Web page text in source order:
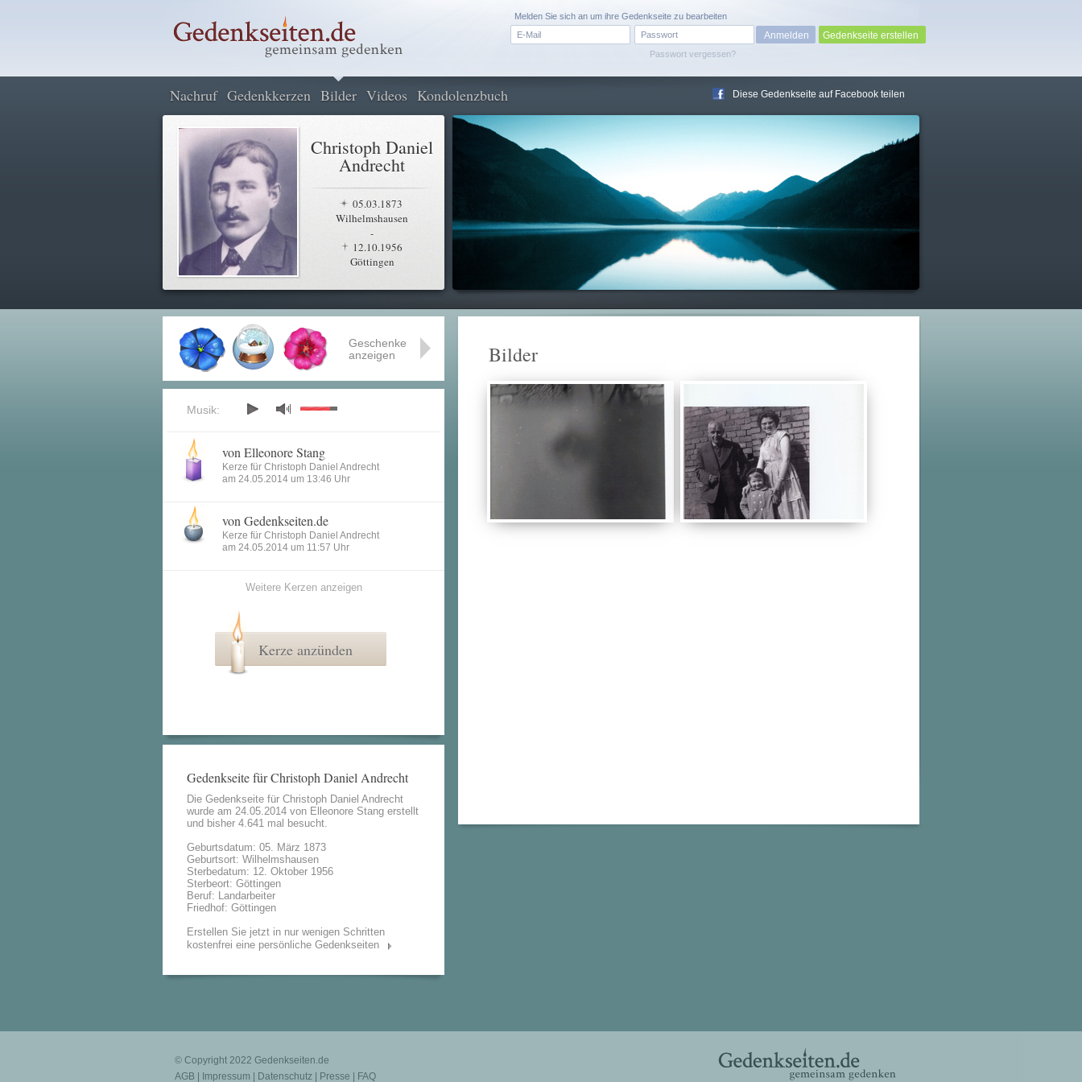
Passwort vergessen?
Melden Sie sich an um ihre Gedenkseite zu bearbeiten
Gedenkseite erstellen
Nachruf Gedenkkerzen Bilder Videos Kondolenzbuch Diese Gedenkseite auf Facebook teilen
Christoph Daniel
Andrecht
05.03.1873
Wilhelmshausen
-
12.10.1956
Göttingen
Bilder
Geschenke
anzeigen
Musik:
von Elleonore Stang
Kerze für Christoph Daniel Andrecht
am 24.05.2014 um 13:46 Uhr
von Gedenkseiten.de
Kerze für Christoph Daniel Andrecht
am 24.05.2014 um 11:57 Uhr
Weitere Kerzen anzeigen
Kerze anzünden
Gedenkseite für Christoph Daniel Andrecht
Die Gedenkseite für Christoph Daniel Andrecht
wurde am 24.05.2014 von Elleonore Stang erstellt
und bisher 4.641 mal besucht.
Geburtsdatum: 05. März 1873
Geburtsort: Wilhelmshausen
Sterbedatum: 12. Oktober 1956
Sterbeort: Göttingen
Beruf: Landarbeiter
Friedhof: Göttingen
Erstellen Sie jetzt in nur wenigen Schritten
kostenfrei eine persönliche Gedenkseiten
© Copyright 2022 Gedenkseiten.de
AGB
Impressum Datenschutz Presse FAQ